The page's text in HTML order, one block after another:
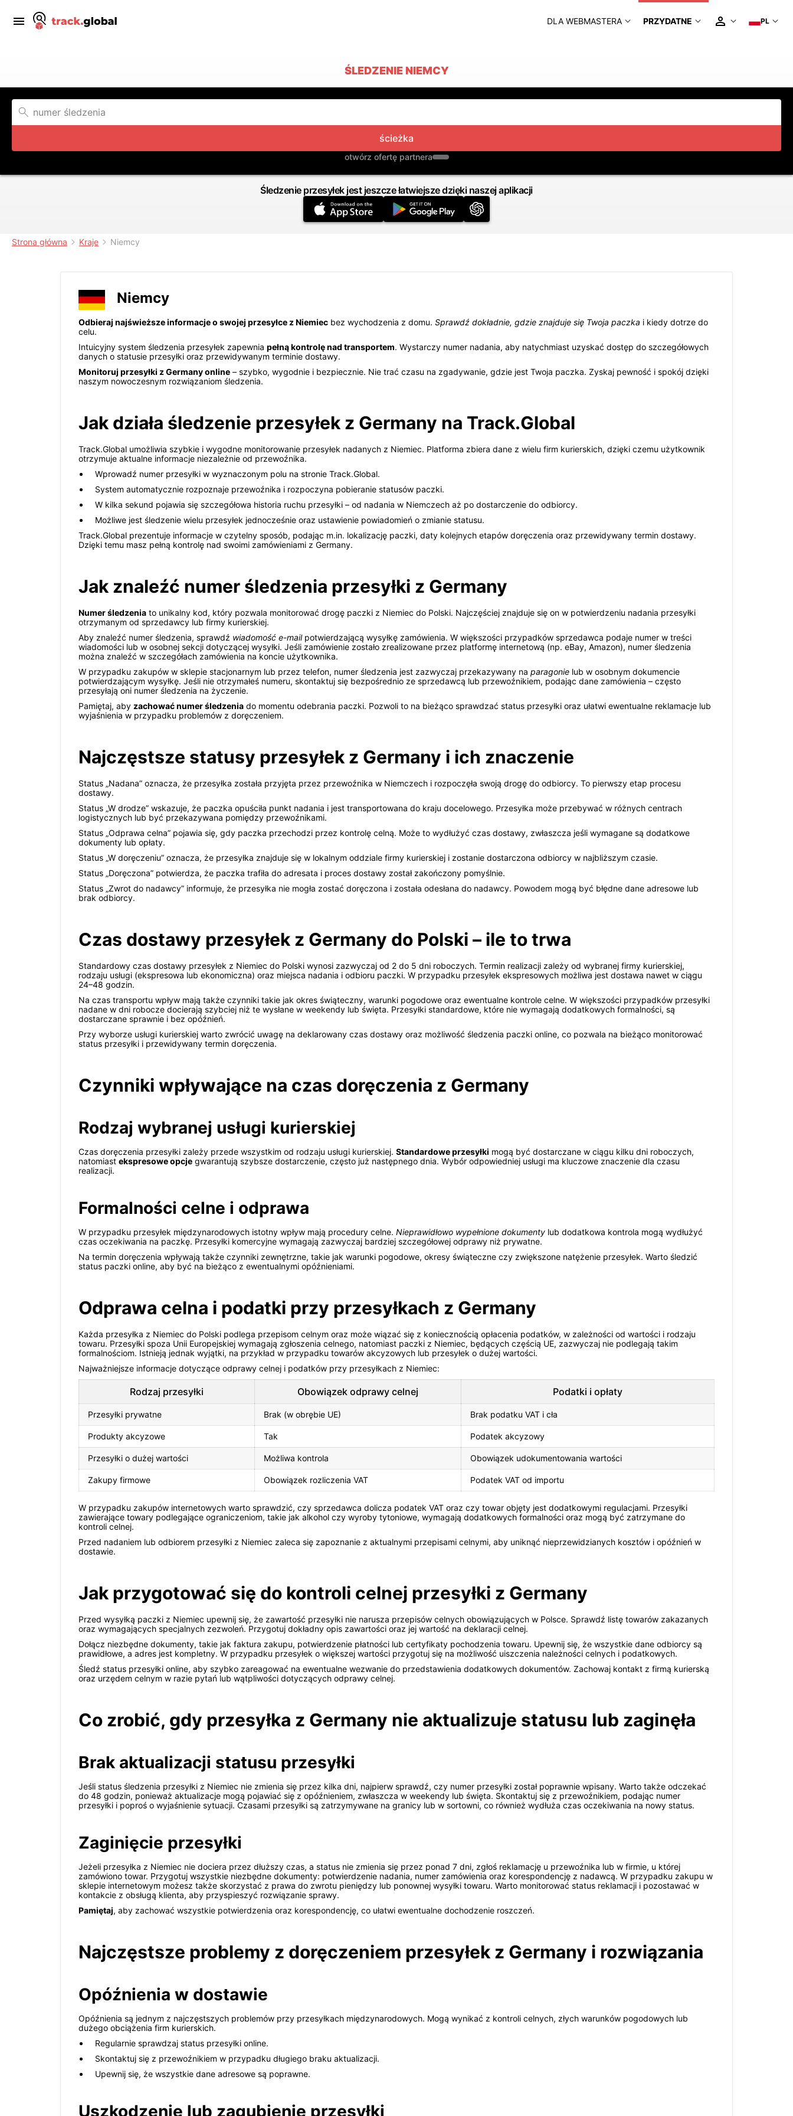
DLA WEBMASTERA PRZYDATNE PL
ŚLEDZENIE NIEMCY
ścieżka
otwórz ofertę partnera
Śledzenie przesyłek jest jeszcze łatwiejsze dzięki naszej aplikacji
Strona główna Kraje Niemcy
Niemcy
Odbieraj najświeższe informacje o swojej przesyłce z Niemiec bez wychodzenia z domu. Sprawdź dokładnie, gdzie znajduje się Twoja paczka i kiedy dotrze do
celu.
Intuicyjny system śledzenia przesyłek zapewnia pełną kontrolę nad transportem. Wystarczy numer nadania, aby natychmiast uzyskać dostęp do szczegółowych
danych o statusie przesyłki oraz przewidywanym terminie dostawy.
Monitoruj przesyłki z Germany online – szybko, wygodnie i bezpiecznie. Nie trać czasu na zgadywanie, gdzie jest Twoja paczka. Zyskaj pewność i spokój dzięki
naszym nowoczesnym rozwiązaniom śledzenia.
Jak działa śledzenie przesyłek z Germany na Track.Global
Track.Global umożliwia szybkie i wygodne monitorowanie przesyłek nadanych z Niemiec. Platforma zbiera dane z wielu firm kurierskich, dzięki czemu użytkownik
otrzymuje aktualne informacje niezależnie od przewoźnika.
Wprowadź numer przesyłki w wyznaczonym polu na stronie Track.Global.
System automatycznie rozpoznaje przewoźnika i rozpoczyna pobieranie statusów paczki.
W kilka sekund pojawia się szczegółowa historia ruchu przesyłki – od nadania w Niemczech aż po dostarczenie do odbiorcy.
Możliwe jest śledzenie wielu przesyłek jednocześnie oraz ustawienie powiadomień o zmianie statusu.
Track.Global prezentuje informacje w czytelny sposób, podając m.in. lokalizację paczki, daty kolejnych etapów doręczenia oraz przewidywany termin dostawy.
Dzięki temu masz pełną kontrolę nad swoimi zamówieniami z Germany.
Jak znaleźć numer śledzenia przesyłki z Germany
Numer śledzenia to unikalny kod, który pozwala monitorować drogę paczki z Niemiec do Polski. Najczęściej znajduje się on w potwierdzeniu nadania przesyłki
otrzymanym od sprzedawcy lub firmy kurierskiej.
Aby znaleźć numer śledzenia, sprawdź wiadomość e-mailpotwierdzającą wysyłkę zamówienia. W większości przypadków sprzedawca podaje numer w treści
wiadomości lub w osobnej sekcji dotyczącej wysyłki. Jeśli zamówienie zostało zrealizowane przez platformę internetową (np. eBay, Amazon), numer śledzenia
można znaleźć w szczegółach zamówienia na koncie użytkownika.
W przypadku zakupów w sklepie stacjonarnym lub przez telefon, numer śledzenia jest zazwyczaj przekazywany na paragonie lub w osobnym dokumencie
potwierdzającym wysyłkę. Jeśli nie otrzymałeś numeru, skontaktuj się bezpośrednio ze sprzedawcą lub przewoźnikiem, podając dane zamówienia – często
przesyłają oni numer śledzenia na życzenie.
Pamiętaj, aby zachować numer śledzenia do momentu odebrania paczki. Pozwoli to na bieżąco sprawdzać status przesyłki oraz ułatwi ewentualne reklamacje lub
wyjaśnienia w przypadku problemów z doręczeniem.
Najczęstsze statusy przesyłek z Germany i ich znaczenie
Status „Nadana” oznacza, że przesyłka została przyjęta przez przewoźnika w Niemczech i rozpoczęła swoją drogę do odbiorcy. To pierwszy etap procesu
dostawy.
Status „W drodze” wskazuje, że paczka opuściła punkt nadania i jest transportowana do kraju docelowego. Przesyłka może przebywać w różnych centrach
logistycznych lub być przekazywana pomiędzy przewoźnikami.
Status „Odprawa celna” pojawia się, gdy paczka przechodzi przez kontrolę celną. Może to wydłużyć czas dostawy, zwłaszcza jeśli wymagane są dodatkowe
dokumenty lub opłaty.
Status „W doręczeniu” oznacza, że przesyłka znajduje się w lokalnym oddziale firmy kurierskiej i zostanie dostarczona odbiorcy w najbliższym czasie.
Status „Doręczona” potwierdza, że paczka trafiła do adresata i proces dostawy został zakończony pomyślnie.
Status „Zwrot do nadawcy” informuje, że przesyłka nie mogła zostać doręczona i została odesłana do nadawcy. Powodem mogą być błędne dane adresowe lub
brak odbiorcy.
Czas dostawy przesyłek z Germany do Polski – ile to trwa
Standardowy czas dostawy przesyłek z Niemiec do Polski wynosi zazwyczaj od 2 do 5 dni roboczych. Termin realizacji zależy od wybranej firmy kurierskiej,
rodzaju usługi (ekspresowa lub ekonomiczna) oraz miejsca nadania i odbioru paczki. W przypadku przesyłek ekspresowych możliwa jest dostawa nawet w ciągu
24–48 godzin.
Na czas transportu wpływ mają także czynniki takie jak okres świąteczny, warunki pogodowe oraz ewentualne kontrole celne. W większości przypadków przesyłki
nadane w dni robocze docierają szybciej niż te wysłane w weekendy lub święta. Przesyłki standardowe, które nie wymagają dodatkowych formalności, są
dostarczane sprawnie i bez opóźnień.
Przy wyborze usługi kurierskiej warto zwrócić uwagę na deklarowany czas dostawy oraz możliwość śledzenia paczki online, co pozwala na bieżąco monitorować
status przesyłki i przewidywany termin doręczenia.
Czynniki wpływające na czas doręczenia z Germany
Rodzaj wybranej usługi kurierskiej
Czas doręczenia przesyłki zależy przede wszystkim od rodzaju usługi kurierskiej. Standardowe przesyłki mogą być dostarczane w ciągu kilku dni roboczych,
natomiast ekspresowe opcje gwarantują szybsze dostarczenie, często już następnego dnia. Wybór odpowiedniej usługi ma kluczowe znaczenie dla czasu
realizacji.
Formalności celne i odprawa
W przypadku przesyłek międzynarodowych istotny wpływ mają procedury celne. Nieprawidłowo wypełnione dokumenty lub dodatkowa kontrola mogą wydłużyć
czas oczekiwania na paczkę. Przesyłki komercyjne wymagają zazwyczaj bardziej szczegółowej odprawy niż prywatne.
Na termin doręczenia wpływają także czynniki zewnętrzne, takie jak warunki pogodowe, okresy świąteczne czy zwiększone natężenie przesyłek. Warto śledzić
status paczki online, aby być na bieżąco z ewentualnymi opóźnieniami.
Odprawa celna i podatki przy przesyłkach z Germany
Każda przesyłka z Niemiec do Polski podlega przepisom celnym oraz może wiązać się z koniecznością opłacenia podatków, w zależności od wartości i rodzaju
towaru. Przesyłki spoza Unii Europejskiej wymagają zgłoszenia celnego, natomiast paczki z Niemiec, będących częścią UE, zazwyczaj nie podlegają takim
formalnościom. Istnieją jednak wyjątki, na przykład w przypadku towarów akcyzowych lub przesyłek o dużej wartości.
Najważniejsze informacje dotyczące odprawy celnej i podatków przy przesyłkach z Niemiec:
Rodzaj przesyłki Obowiązek odprawy celnej Podatki i opłaty
Przesyłki prywatne Brak (w obrębie UE) Brak podatku VAT i cła
Produkty akcyzowe Tak Podatek akcyzowy
Przesyłki o dużej wartości Możliwa kontrola Obowiązek udokumentowania wartości
Zakupy firmowe Obowiązek rozliczenia VAT Podatek VAT od importu
W przypadku zakupów internetowych warto sprawdzić, czy sprzedawca dolicza podatek VAT oraz czy towar objęty jest dodatkowymi regulacjami. Przesyłki
zawierające towary podlegające ograniczeniom, takie jak alkohol czy wyroby tytoniowe, wymagają dodatkowych formalności oraz mogą być zatrzymane do
kontroli celnej.
Przed nadaniem lub odbiorem przesyłki z Niemiec zaleca się zapoznanie z aktualnymi przepisami celnymi, aby uniknąć nieprzewidzianych kosztów i opóźnień w
dostawie.
Jak przygotować się do kontroli celnej przesyłki z Germany
Przed wysyłką paczki z Niemiec upewnij się, że zawartość przesyłki nie narusza przepisów celnych obowiązujących w Polsce. Sprawdź listę towarów zakazanych
oraz wymagających specjalnych zezwoleń. Przygotuj dokładny opis zawartości oraz jej wartość na deklaracji celnej.
Dołącz niezbędne dokumenty, takie jak faktura zakupu, potwierdzenie płatności lub certyfikaty pochodzenia towaru. Upewnij się, że wszystkie dane odbiorcy są
prawidłowe, a adres jest kompletny. W przypadku przesyłek o większej wartości przygotuj się na możliwość uiszczenia należności celnych i podatkowych.
Śledź status przesyłki online, aby szybko zareagować na ewentualne wezwanie do przedstawienia dodatkowych dokumentów. Zachowaj kontakt z firmą kurierską
oraz urzędem celnym w razie pytań lub wątpliwości dotyczących odprawy celnej.
Co zrobić, gdy przesyłka z Germany nie aktualizuje statusu lub zaginęła
Brak aktualizacji statusu przesyłki
Jeśli status śledzenia przesyłki z Niemiec nie zmienia się przez kilka dni, najpierw sprawdź, czy numer przesyłki został poprawnie wpisany. Warto także odczekać
do 48 godzin, ponieważ aktualizacje mogą pojawiać się z opóźnieniem, zwłaszcza w weekendy lub święta. Skontaktuj się z przewoźnikiem, podając numer
przesyłki i poproś o wyjaśnienie sytuacji. Czasami przesyłki są zatrzymywane na granicy lub w sortowni, co również wydłuża czas oczekiwania na nowy status.
Zaginięcie przesyłki
Jeżeli przesyłka z Niemiec nie dociera przez dłuższy czas, a status nie zmienia się przez ponad 7 dni, zgłoś reklamację u przewoźnika lub w firmie, u której
zamówiono towar. Przygotuj wszystkie niezbędne dokumenty: potwierdzenie nadania, numer zamówienia oraz korespondencję z nadawcą. W przypadku zakupu w
sklepie internetowym możesz także skorzystać z prawa do zwrotu pieniędzy lub ponownej wysyłki towaru. Warto monitorować status reklamacji i pozostawać w
kontakcie z obsługą klienta, aby przyspieszyć rozwiązanie sprawy.
Pamiętaj, aby zachować wszystkie potwierdzenia oraz korespondencję, co ułatwi ewentualne dochodzenie roszczeń.
Najczęstsze problemy z doręczeniem przesyłek z Germany i rozwiązania
Opóźnienia w dostawie
Opóźnienia są jednym z najczęstszych problemów przy przesyłkach międzynarodowych. Mogą wynikać z kontroli celnych, złych warunków pogodowych lub
dużego obciążenia firm kurierskich.
Regularnie sprawdzaj status przesyłki online.
Skontaktuj się z przewoźnikiem w przypadku długiego braku aktualizacji.
Upewnij się, że wszystkie dane adresowe są poprawne.
Uszkodzenie lub zagubienie przesyłki